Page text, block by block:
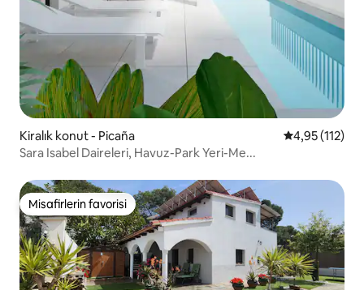
Kiralık konut - Picaña 5 üzerinden
4,95 (112)
Sara Isabel Daireleri, Havuz-Park Yeri-Me...
Misafirlerin favorisi
Misafirlerin favorisi